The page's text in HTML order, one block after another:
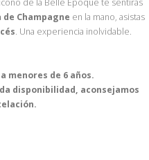
de la Belle Epoque te sentirás
de Champagne en la mano, asistas
. Una experiencia inolvidable.
menores de 6 años.
disponibilidad, aconsejamos